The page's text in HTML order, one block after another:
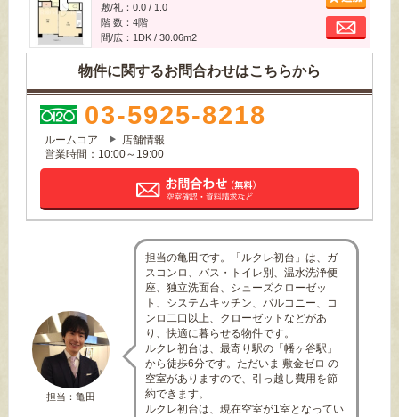
敷/礼：0.0 / 1.0
階 数：4階
間/広：1DK / 30.06m2
物件に関するお問合わせはこちらから
03-5925-8218
ルームコア
店舗情報
営業時間：10:00～19:00
担当：亀田
担当の亀田です。「ルクレ初台」は、ガ
スコンロ、バス・トイレ別、温水洗浄便
座、独立洗面台、シューズクローゼッ
ト、システムキッチン、バルコニー、コ
ンロ二口以上、クローゼットなどがあ
り、快適に暮らせる物件です。
ルクレ初台は、最寄り駅の「幡ヶ谷駅」
から徒歩6分です。ただいま 敷金ゼロ の
空室がありますので、引っ越し費用を節
約できます。
ルクレ初台は、現在空室が1室となってい